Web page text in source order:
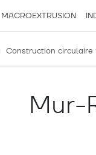
MACROEXTRUSION
Construction circulaire
Mur-